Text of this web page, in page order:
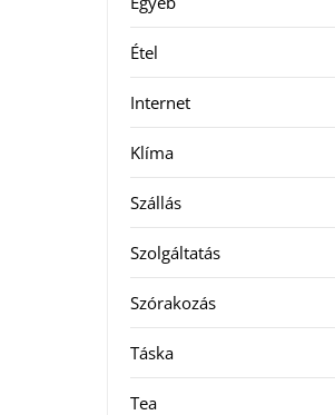
Étel
Internet
Klíma
Szállás
Szolgáltatás
Szórakozás
Táska
Tea